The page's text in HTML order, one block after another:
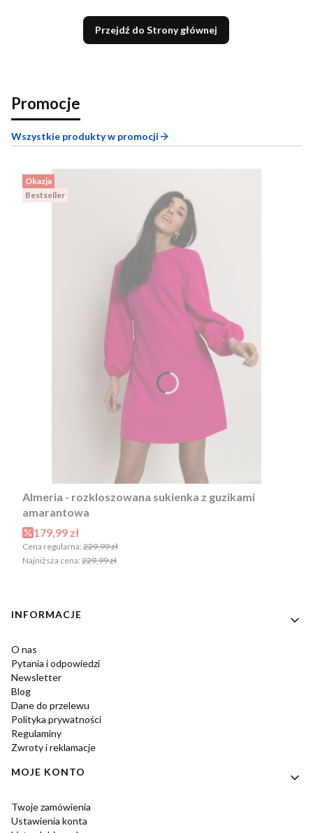
Przejdź do Strony głównej
Promocje
Wszystkie produkty w promocji
Okazja
Bestseller
Almeria - rozkloszowana sukienka z guzikami
amarantowa
Cena promocyjna
179,99 zł
Cena regularna: 229,99 zł
Najniższa cena: 229,99 zł
Linki w stopce
INFORMACJE
O nas
Pytania i odpowiedzi
Newsletter
Blog
Dane do przelewu
Polityka prywatności
Regulaminy
Zwroty i reklamacje
MOJE KONTO
Twoje zamówienia
Ustawienia konta